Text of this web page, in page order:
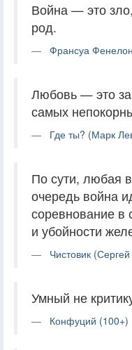
Война — это
род.
Франсуа
Любовь — это
самых
Где ты? (Марк
По сути, любая
очередь война
соревнование в
и убойности
Чистовик
Умный не
Конфуций (100+)